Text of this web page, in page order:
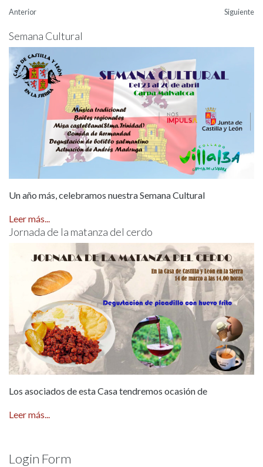
Anterior Siguiente
Semana Cultural
Un año más, celebramos nuestra Semana Cultural
Leer más...
Jornada de la matanza del cerdo
Los asociados de esta Casa tendremos ocasión de
Leer más...
Login Form